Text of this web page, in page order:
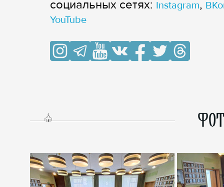
cоциальных сетях: Instagram,
YouTube